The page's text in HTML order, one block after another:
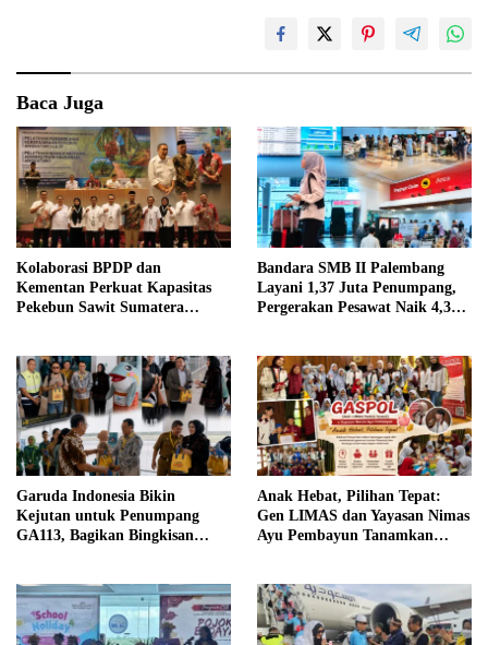
Baca Juga
Kolaborasi BPDP dan
Kementan Perkuat Kapasitas
Pekebun Sawit Sumatera
Bandara SMB II Palembang
Layani 1,37 Juta Penumpang,
Pergerakan Pesawat Naik 4,3
Garuda Indonesia Bikin
Kejutan untuk Penumpang
GA113, Bagikan Bingkisan
Anak Hebat, Pilihan Tepat:
Gen LIMAS dan Yayasan Nimas
Ayu Pembayun Tanamkan